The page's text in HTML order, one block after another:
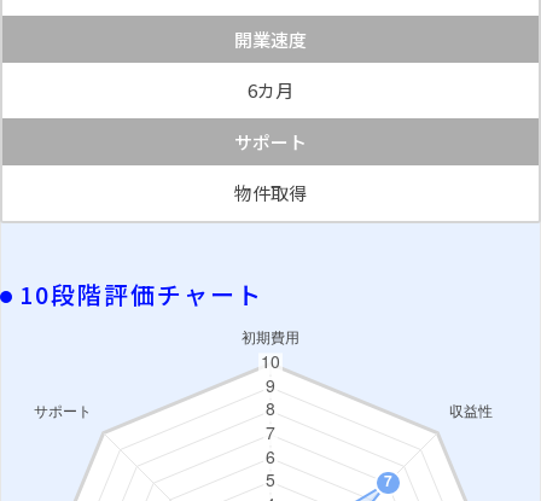
開業速度
6カ月
サポート
物件取得
10段階評価チャート